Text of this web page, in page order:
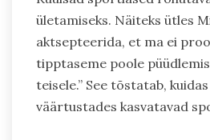
ületamiseks. Näiteks ütles
aktsepteerida, et ma ei
tipptaseme poole
teisele.” See tõstatab,
väärtustades kasvatavad